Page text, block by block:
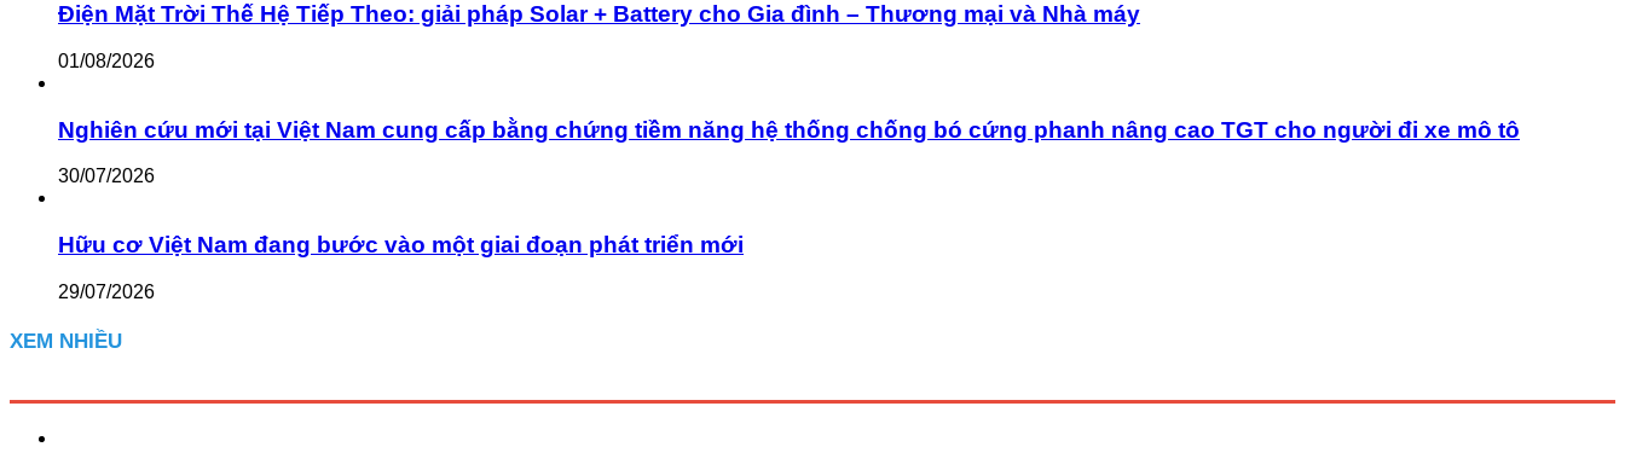
Điện Mặt Trời Thế Hệ Tiếp Theo: giải pháp Solar + Battery cho Gia đình – Thương mại và Nhà máy
01/08/2026
Nghiên cứu mới tại Việt Nam cung cấp bằng chứng tiềm năng hệ thống chống bó cứng phanh nâng cao TGT cho người đi xe mô tô
30/07/2026
Hữu cơ Việt Nam đang bước vào một giai đoạn phát triển mới
29/07/2026
XEM NHIỀU